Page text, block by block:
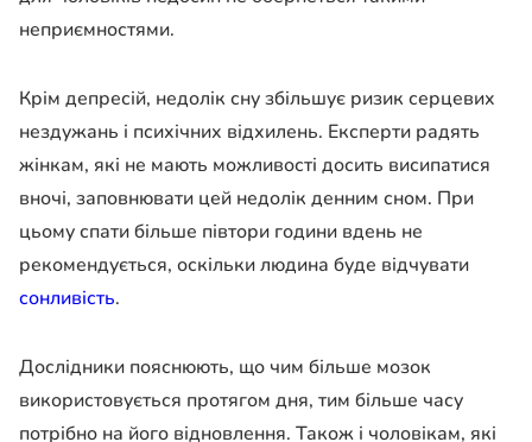
неприємностями.
Крім депресій, недолік сну збільшує ризик серцевих
нездужань і психічних відхилень. Експерти радять
жінкам, які не мають можливості досить висипатися
вночі, заповнювати цей недолік денним сном. При
цьому спати більше півтори години вдень не
рекомендується, оскільки людина буде відчувати
сонливість.
Дослідники пояснюють, що чим більше мозок
використовується протягом дня, тим більше часу
потрібно на його відновлення. Також і чоловікам, які